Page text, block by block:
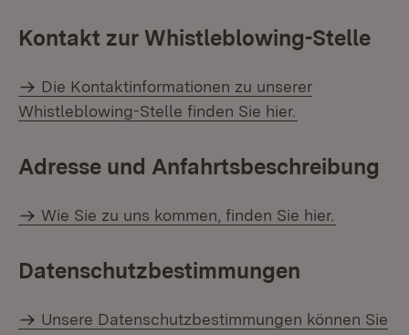
Kontakt zur Whistleblowing-Stelle
Die Kontaktinformationen zu unserer
Whistleblowing-Stelle finden Sie hier.
Adresse und Anfahrtsbeschreibung
Wie Sie zu uns kommen, finden Sie hier.
Datenschutzbestimmungen
Unsere Datenschutzbestimmungen können Sie